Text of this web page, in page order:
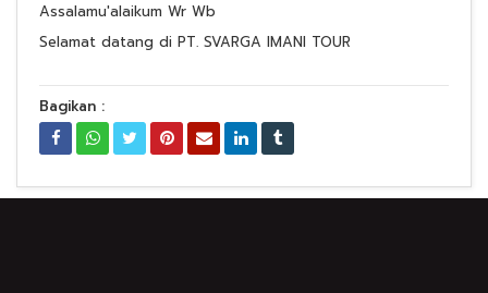
Assalamu'alaikum Wr Wb
Selamat datang di PT. SVARGA IMANI TOUR
Bagikan :